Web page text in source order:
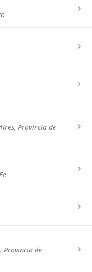
Provincia de
Provincia de